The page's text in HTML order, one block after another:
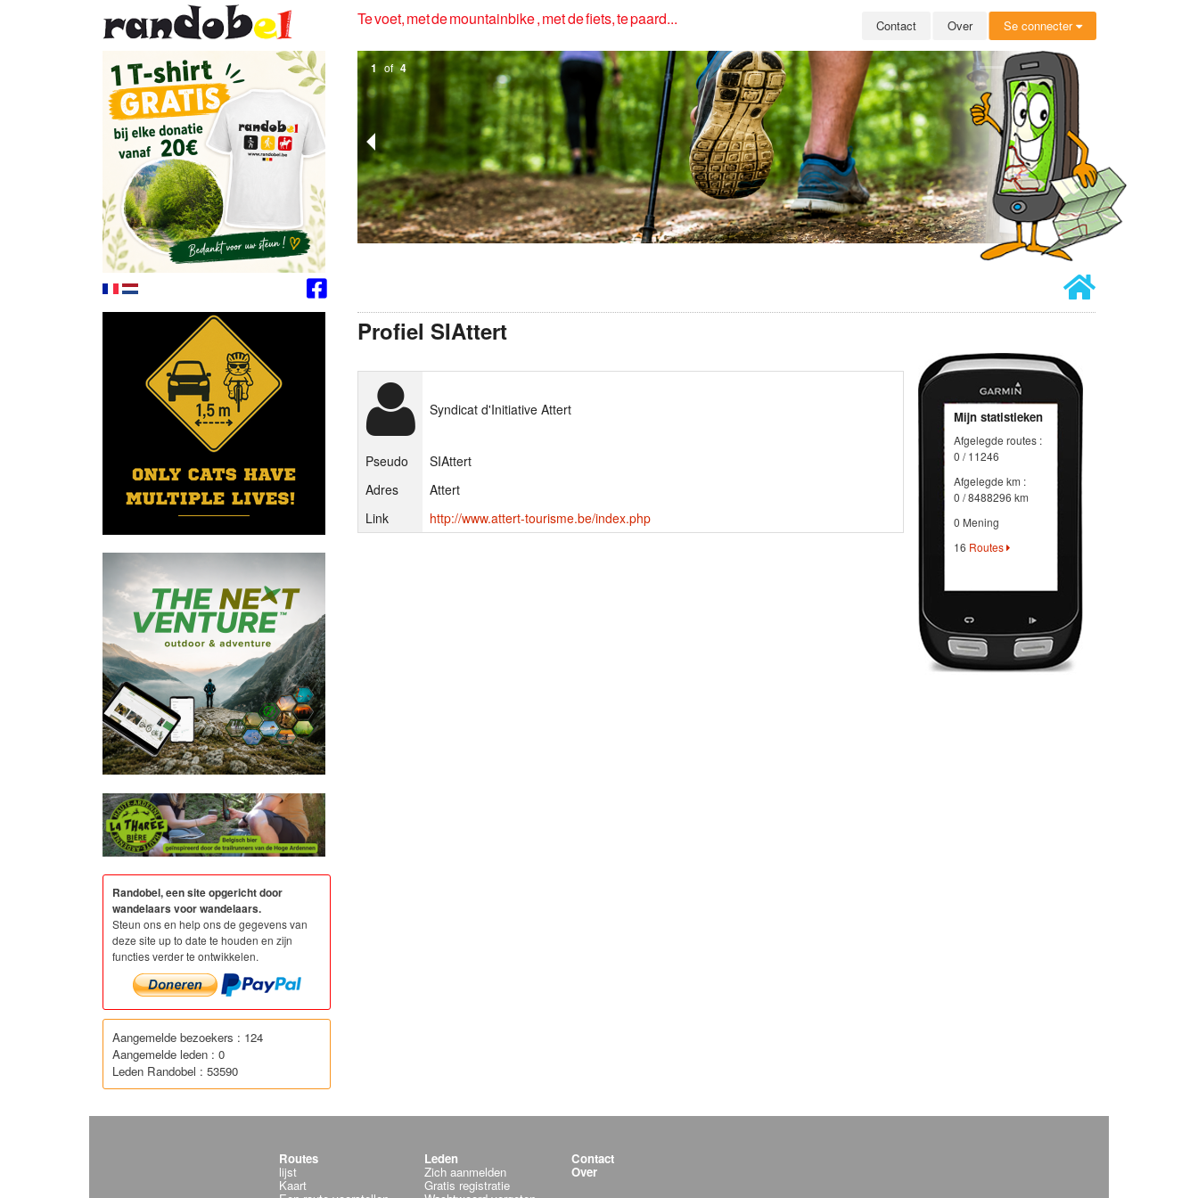
Te voet, met de mountainbike , met de fiets, te paard... Contact Over Se connecter
1 of 4
Profiel SIAttert
Syndicat d'Initiative Attert
Pseudo
SIAttert
Adres
Attert
Link
http://www.attert-tourisme.be/index.php
Mijn statistieken
Afgelegde routes :
0 / 11246
Afgelegde km :
0 / 8488296 km
0 Mening
16 Routes
Randobel, een site opgericht door
wandelaars voor wandelaars.
Steun ons en help ons de gegevens van
deze site up to date te houden en zijn
functies verder te ontwikkelen.
Aangemelde bezoekers : 124
Aangemelde leden : 0
Leden Randobel : 53590
Routes
lijst
Kaart
Leden
Zich aanmelden
Gratis registratie
Contact
Over